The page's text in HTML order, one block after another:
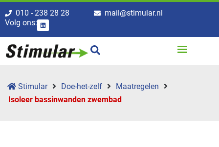
010 - 238 28 28
mail@stimular.nl
Volg ons:
Stimular Doe-het-zelf
Maatregelen
Isoleer bassinwanden zwembad